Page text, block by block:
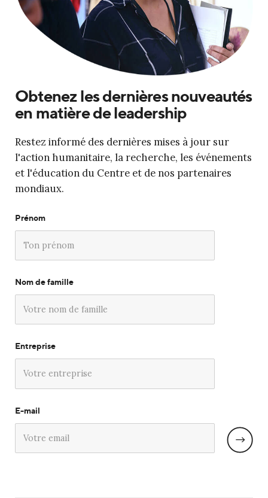
Obtenez les dernières nouveautés
en matière de leadership
Restez informé des dernières mises à jour sur
l'action humanitaire, la recherche, les événements
et l'éducation du Centre et de nos partenaires
mondiaux.
Prénom
Nom de famille
Entreprise
E-mail